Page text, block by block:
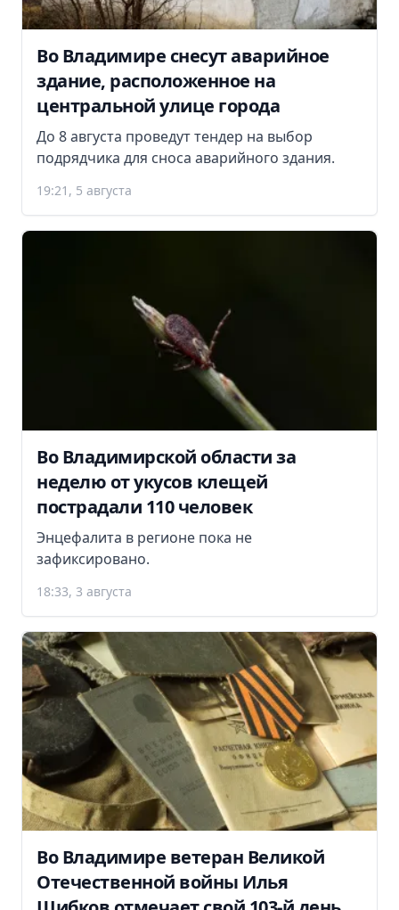
Во Владимире снесут аварийное
здание, расположенное на
центральной улице города
До 8 августа проведут тендер на выбор
подрядчика для сноса аварийного здания.
19:21, 5 августа
Во Владимирской области за
неделю от укусов клещей
пострадали 110 человек
Энцефалита в регионе пока не
зафиксировано.
18:33, 3 августа
Во Владимире ветеран Великой
Отечественной войны Илья